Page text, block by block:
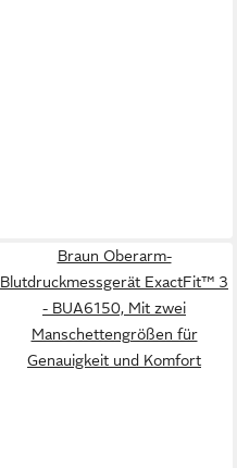
Braun Oberarm-
Blutdruckmessgerät ExactFit™ 3
- BUA6150, Mit zwei
Manschettengrößen für
Genauigkeit und Komfort